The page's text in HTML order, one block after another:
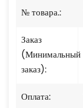
№ товара.:
Заказ
(Минимальный
заказ):
Оплата: